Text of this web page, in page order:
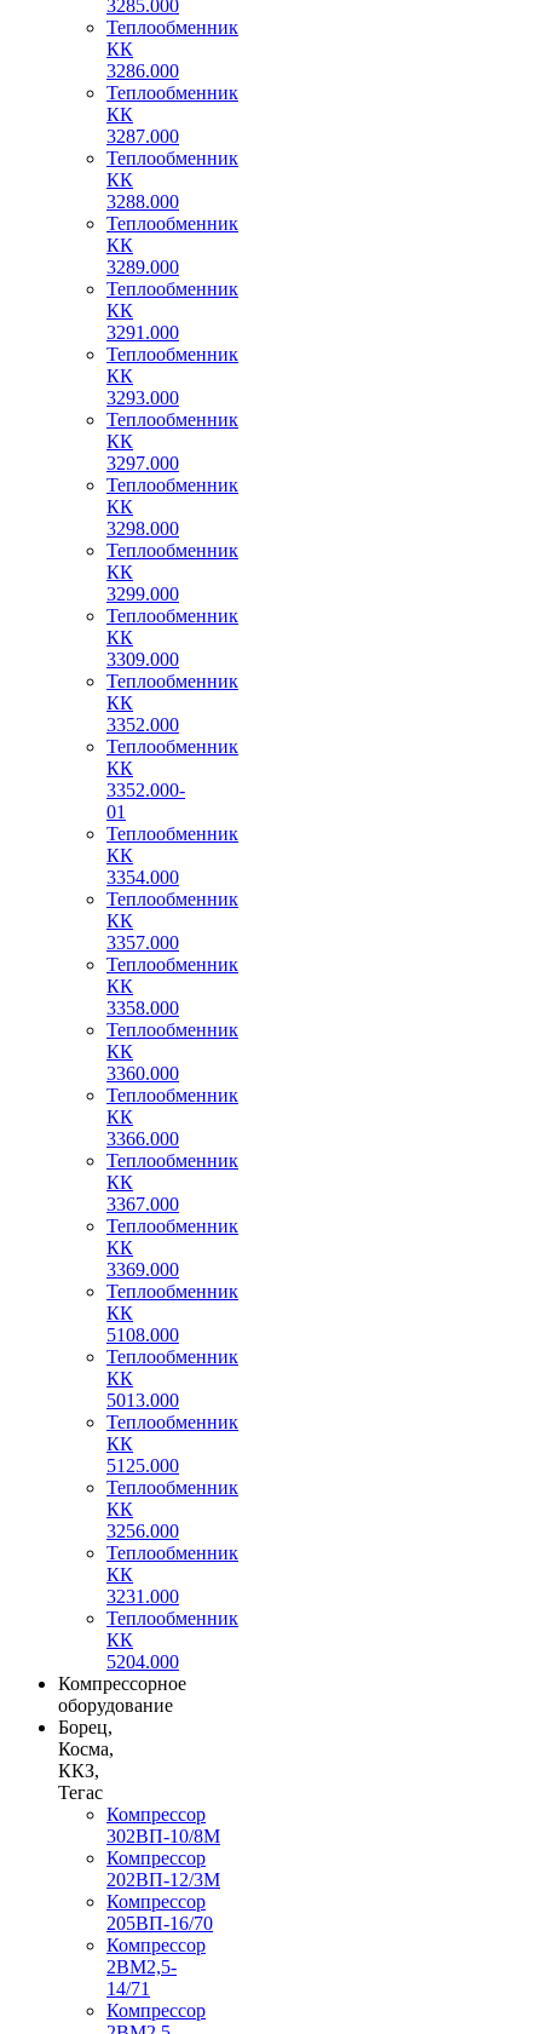
3285.000
Теплообменник
КК
3286.000
Теплообменник
КК
3287.000
Теплообменник
КК
3288.000
Теплообменник
КК
3289.000
Теплообменник
КК
3291.000
Теплообменник
КК
3293.000
Теплообменник
КК
3297.000
Теплообменник
КК
3298.000
Теплообменник
КК
3299.000
Теплообменник
КК
3309.000
Теплообменник
КК
3352.000
Теплообменник
КК
3352.000-
01
Теплообменник
КК
3354.000
Теплообменник
КК
3357.000
Теплообменник
КК
3358.000
Теплообменник
КК
3360.000
Теплообменник
КК
3366.000
Теплообменник
КК
3367.000
Теплообменник
КК
3369.000
Теплообменник
КК
5108.000
Теплообменник
КК
5013.000
Теплообменник
КК
5125.000
Теплообменник
КК
3256.000
Теплообменник
КК
3231.000
Теплообменник
КК
5204.000
Компрессорное
оборудование
Борец,
Косма,
ККЗ,
Тегас
Компрессор
302ВП-10/8М
Компрессор
202ВП-12/3М
Компрессор
205ВП-16/70
Компрессор
2ВМ2,5-
14/71
Компрессор